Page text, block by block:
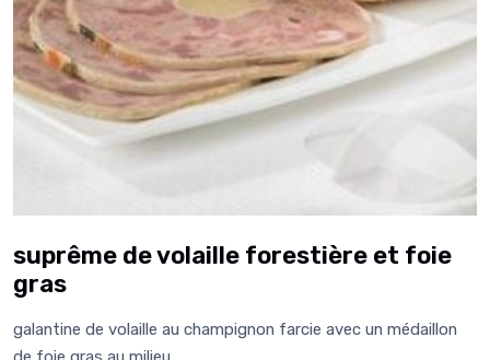
suprême de volaille forestière et foie
gras
galantine de volaille au champignon farcie avec un médaillon